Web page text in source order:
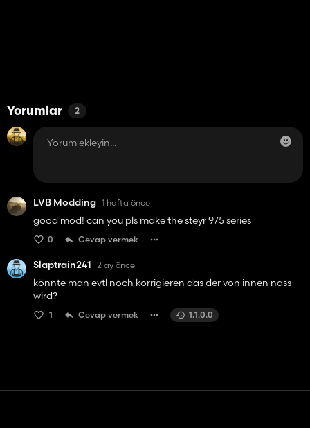
Yorumlar 2
LVB Modding 1 hafta önce
good mod! can you pls make the steyr 975 series
0 Cevap vermek
Slaptrain241 2 ay önce
könnte man evtl noch korrigieren das der von innen nass
wird?
1 Cevap vermek 1.1.0.0